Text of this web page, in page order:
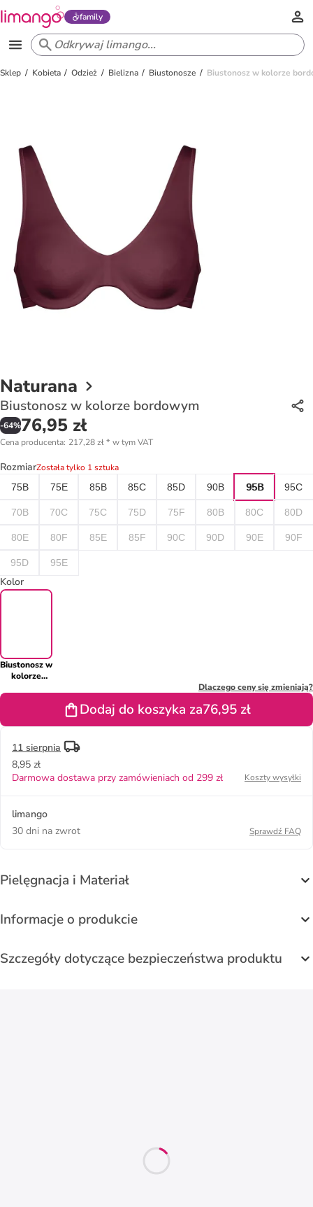
family
Sklep Kobieta Odzież Bielizna Biustonosze Biustonosz w kolorze
Naturana
Biustonosz w kolorze bordowym
-64%76,95 zł
Cena producenta: 217,28 zł* w tym VAT
RozmiarZostała tylko 1 sztuka
75B
75E 85B 85C 85D 90B 95B 95C
70B 70C 75C 75D 75F 80B 80C 80D
80E 80F 85E 85F 90C 90D 90E 90F
95D 95E
Kolor
Biustonosz w
kolorze
Dlaczego ceny się zmieniają?
Dodaj do koszyka za76,95 zł
11 sierpnia
8,95 zł
Darmowa dostawa przy zamówieniach od 299 zł
Koszty wysyłki
limango
30 dni na zwrot
Sprawdź FAQ
Pielęgnacja i Materiał
Informacje o produkcie
Szczegóły dotyczące bezpieczeństwa produktu